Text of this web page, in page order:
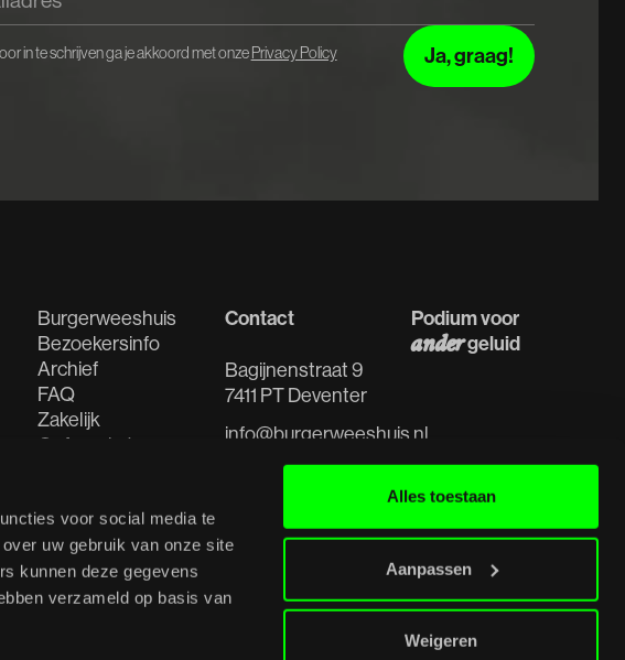
voor social media te
uw gebruik van onze site
kunnen deze gegevens
verzameld op basis van
Alles toestaan
Aanpassen
Weigeren
in te schrijven ga je akkoord met onze Privacy Policy
Burgerweeshuis
Bezoekersinfo
Archief
FAQ
Zakelijk
Oefenruimtes
Contact
Bagijnenstraat 9
7411 PT Deventer
info@burgerweeshuis.nl
0570 - 61 91 98
Podium voor
andergeluid